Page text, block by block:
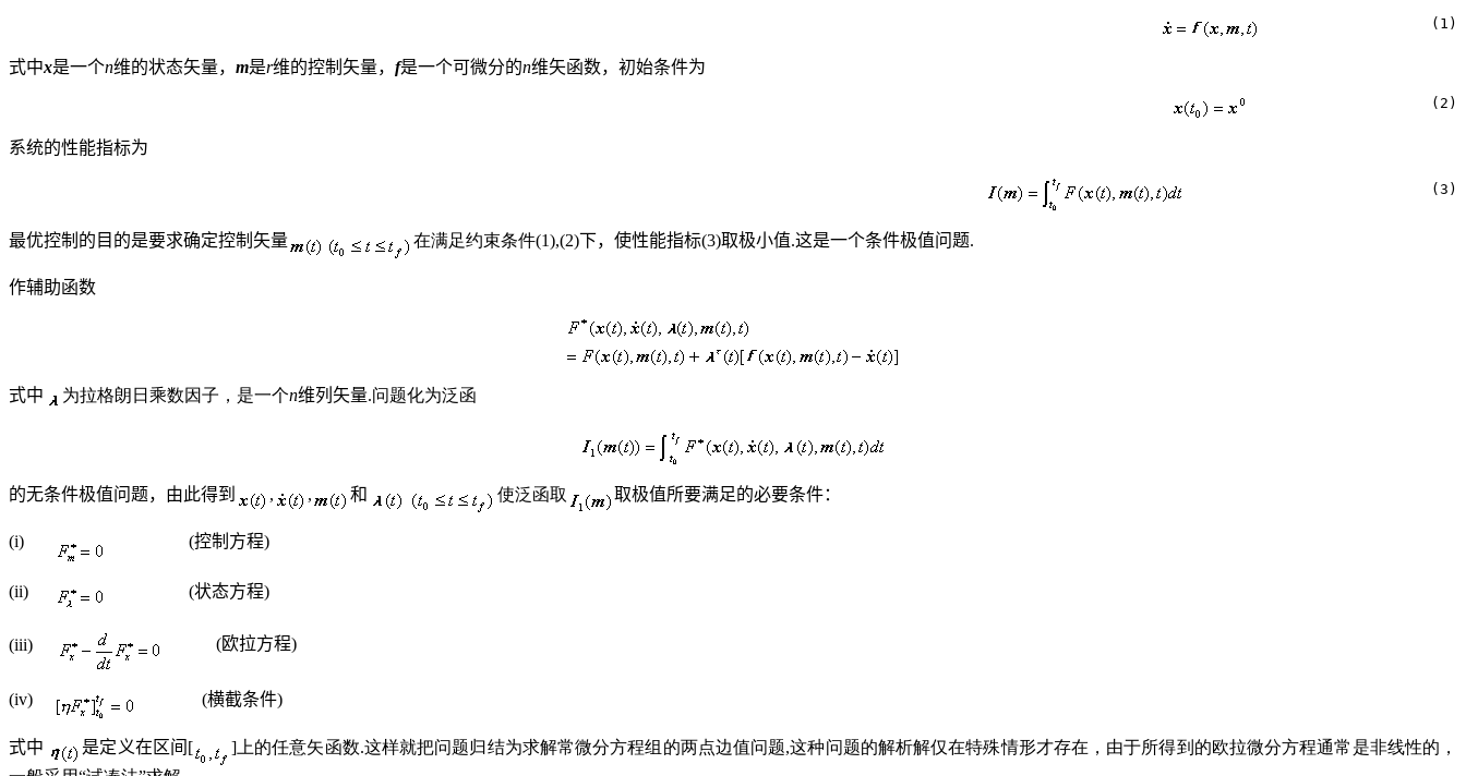
(1)
式中x是一个n维的状态矢量， m是r维的控制矢量， f是一个可微分的n维矢函数，初始条件为
(2)
系统的性能指标为
(3)
最优控制的目的是要求确定控制矢量 在满足约束条件(1),(2)下，使性能指标(3)取极小值.这是一个条件极值问题.
作辅助函数
式中 为拉格朗日乘数因子，是一个n维列矢量.问题化为泛函
的无条件极值问题，由此得到 , , 和 使泛函取 取极值所要满足的必要条件：
(i) (控制方程)
(ii) (状态方程)
(iii) (欧拉方程)
(iv) (横截条件)
式中 是定义在区间 [
]上的任意矢函数.这样就把问题归结为求解常微分方程组的两点边值问题,这种问题的解析解仅在特殊情形才存在，由于所得到的欧拉微分方程通常是非线性的，